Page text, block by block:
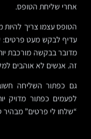
אחרי שליחת הטופס.
הטופס עצמו צריך
עדיף לבקש מעט פרטים:
מדובר בבקשה מורכבת
זה. אנשים לא אוהבים
גם כפתור השליחה
לפעמים כפתור מדויק
“שלחו לי פרטים”